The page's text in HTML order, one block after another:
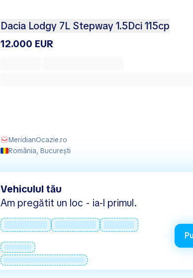
Dacia Lodgy 7L Stepway 1.5Dci 115cp
12.000 EUR
MeridianOcazie.ro
România, București
Vehiculul tău
Am pregătit un loc - ia-l primul.